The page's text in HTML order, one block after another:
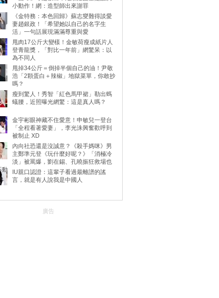
小動作！網：造型師出來謝罪
《金特務：本色回歸》蘇志燮難得談愛
妻趙銀政！「希望她以自己的名字生
活」一句話展現滿滿尊重與愛
甩肉17公斤大變樣！金敏荷瘦成紙片人
登青龍獎，「對比一年前」網驚呆：以
為不同人
甩掉34公斤＝倒掉半個自己的油！尹敬
浩「2顆蛋白＋辣椒」地獄菜單，你敢抄
嗎？
瘦到驚人！秀智「紅色馬甲裙」勒出螞
蟻腰，近照曝光網驚：這是真人嗎？
金宇彬眼神藏不住愛意！申敏兒一登台
「全程看著愛妻」，李光洙興奮歡呼到
被制止 XD
內向社恐還是沒誠意？《殺手媽咪》男
主鄭準元登《玩什麼好呢？》「消極冷
淡」被罵爆，劉在錫、孔曉振狂救場也
動
IU親口認證：這輩子看過最離譜的謠
言，就是有人說我是中國人
廣告